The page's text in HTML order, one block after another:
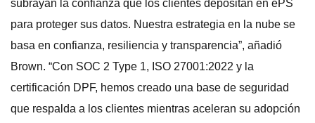
subrayan la confianza que los clientes depositan en ePS
para proteger sus datos. Nuestra estrategia en la nube se
basa en confianza, resiliencia y transparencia”, añadió
Brown. “Con SOC 2 Type 1, ISO 27001:2022 y la
certificación DPF, hemos creado una base de seguridad
que respalda a los clientes mientras aceleran su adopción